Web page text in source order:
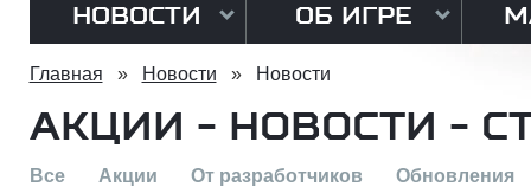
НОВОСТИ ОБ ИГРЕ
Главная » Новости » Новости
АКЦИИ - НОВОСТИ -
Все Акции От разработчиков
Обновления